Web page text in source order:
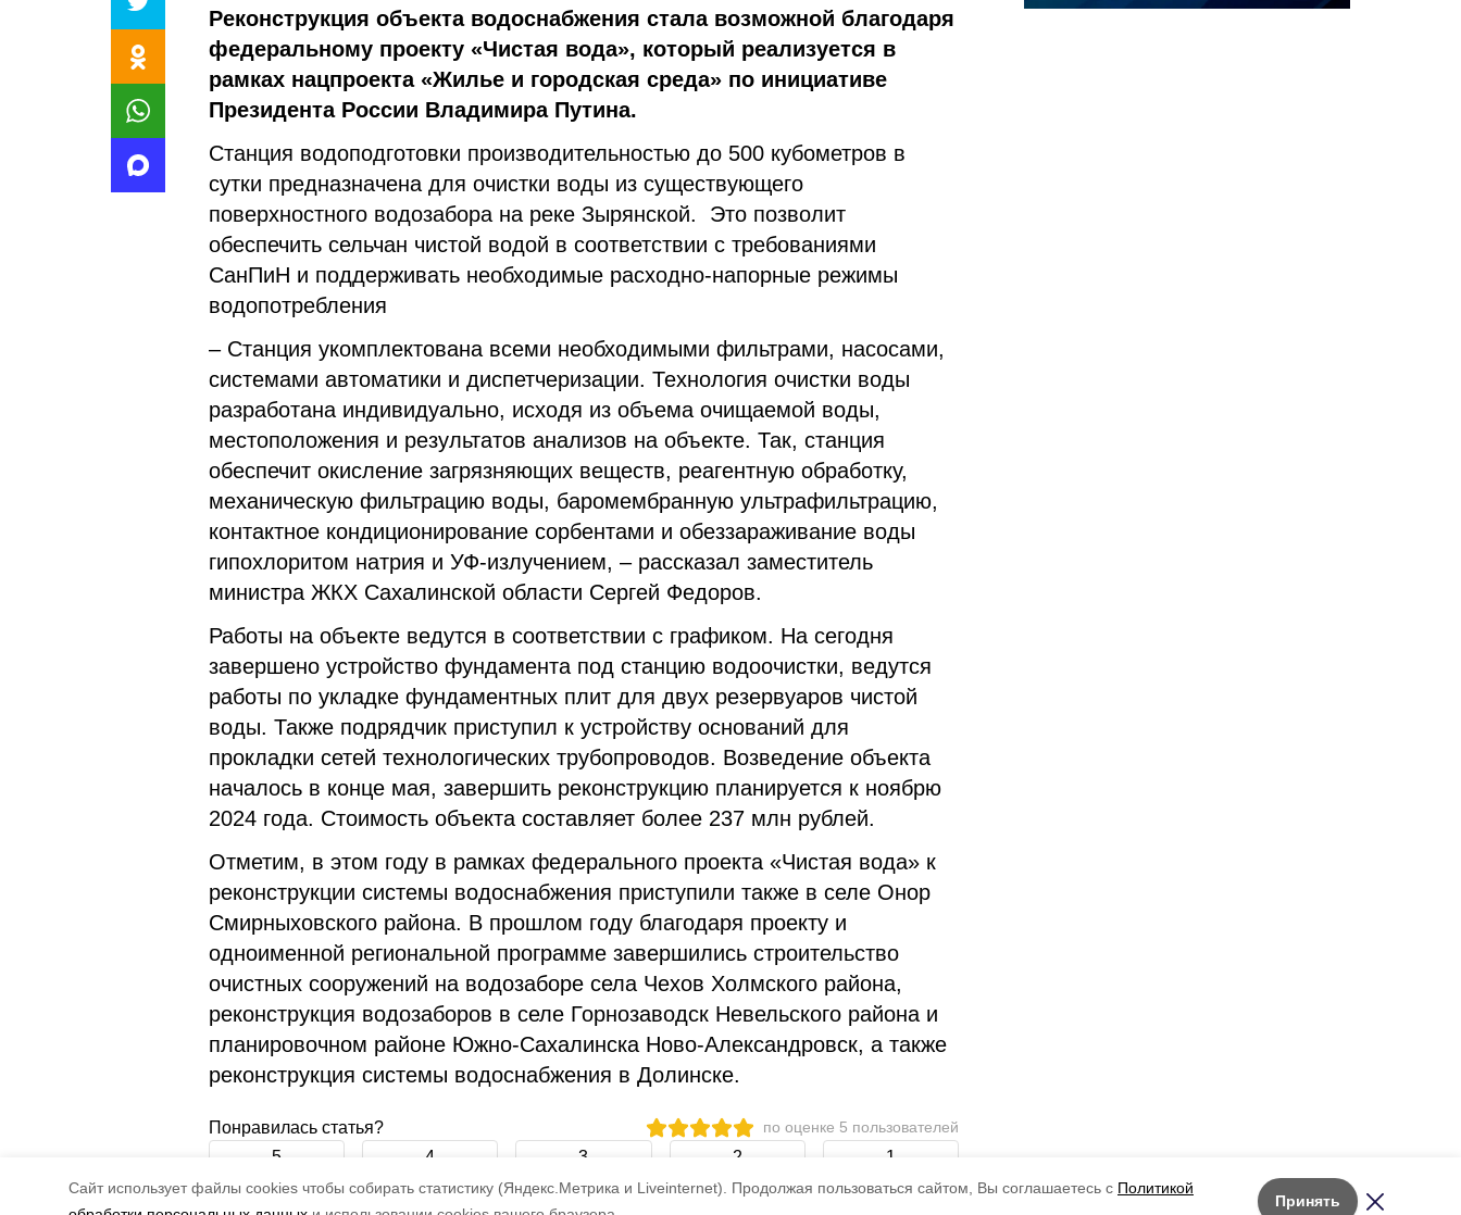
Cайт использует файлы cookies чтобы собирать статистику (Яндекс.Метрика и Liveinternet). Продолжая пользоваться сайтом, Вы соглашаетесь с Политикой
Принять
Лента новостей
Реконструкция объекта водоснабжения стала возможной благодаря
федеральному проекту «Чистая вода», который реализуется в
рамках нацпроекта «Жилье и городская среда» по инициативе
Президента России Владимира Путина.
Станция водоподготовки производительностью до 500 кубометров в
сутки предназначена для очистки воды из существующего
поверхностного водозабора на реке Зырянской. Это позволит
обеспечить сельчан чистой водой в соответствии с требованиями
СанПиН и поддерживать необходимые расходно-напорные режимы
водопотребления
– Станция укомплектована всеми необходимыми фильтрами, насосами,
системами автоматики и диспетчеризации. Технология очистки воды
разработана индивидуально, исходя из объема очищаемой воды,
местоположения и результатов анализов на объекте. Так, станция
обеспечит окисление загрязняющих веществ, реагентную обработку,
механическую фильтрацию воды, баромембранную ультрафильтрацию,
контактное кондиционирование сорбентами и обеззараживание воды
гипохлоритом натрия и УФ-излучением, – рассказал заместитель
министра ЖКХ Сахалинской области Сергей Федоров.
Работы на объекте ведутся в соответствии с графиком. На сегодня
завершено устройство фундамента под станцию водоочистки, ведутся
работы по укладке фундаментных плит для двух резервуаров чистой
воды. Также подрядчик приступил к устройству оснований для
прокладки сетей технологических трубопроводов. Возведение объекта
началось в конце мая, завершить реконструкцию планируется к ноябрю
2024 года. Стоимость объекта составляет более 237 млн рублей.
Отметим, в этом году в рамках федерального проекта «Чистая вода» к
реконструкции системы водоснабжения приступили также в селе Онор
Смирныховского района. В прошлом году благодаря проекту и
одноименной региональной программе завершились строительство
очистных сооружений на водозаборе села Чехов Холмского района,
реконструкция водозаборов в селе Горнозаводск Невельского района и
планировочном районе Южно-Сахалинска Ново-Александровск, а также
реконструкция системы водоснабжения в Долинске.
Понравилась статья? по оценке 5 пользователей
5 4 3 2 1